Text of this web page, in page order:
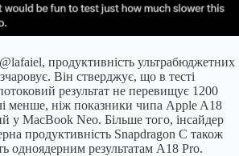
продуктивність ультрабюджетних
Він стверджує, що в тесті
результат не перевищує 1200
менше, ніж показники чипа Apple A18
у MacBook Neo. Більше того, інсайдер
продуктивність Snapdragon C також
одноядерним результатам A18 Pro.